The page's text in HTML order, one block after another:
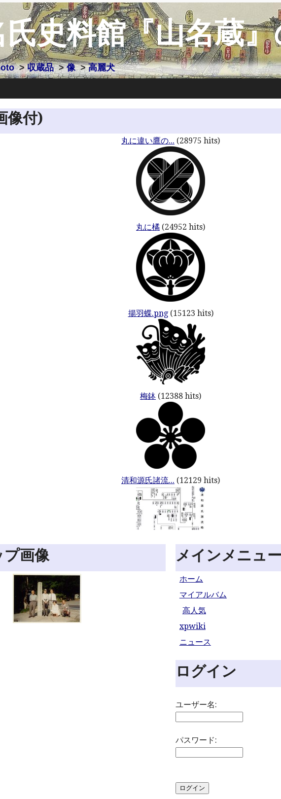
氏史料館『山名蔵
>収蔵品>像>高麗犬
像付)
丸に違い鷹の... (28975 hits)
丸に橘 (24952 hits)
揚羽蝶.png(15123 hits)
梅鉢 (12388 hits)
清和源氏諸流... (12129 hits)
プ画像 メインメニュ
ホーム
マイアルバム
高人気
xpwiki
ニュース
ログイン
ユーザー名:
パスワード: